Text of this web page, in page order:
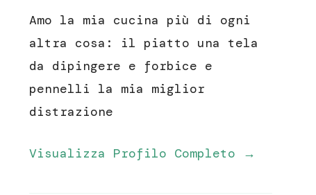
Amo la mia cucina più di ogni
altra cosa: il piatto una tela
da dipingere e forbice e
pennelli la mia miglior
distrazione
Visualizza Profilo Completo →